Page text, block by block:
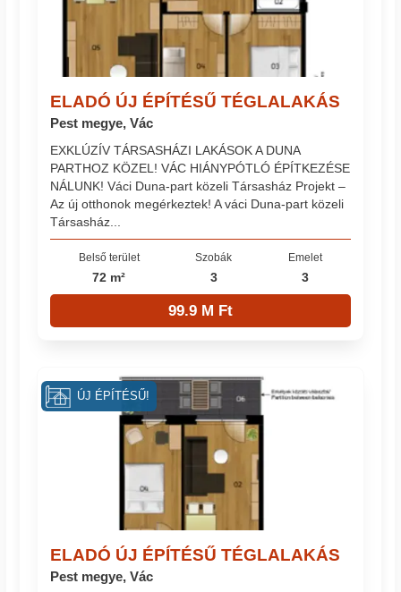
ELADÓ ÚJ ÉPÍTÉSŰ TÉGLALAKÁS
Pest megye, Vác
EXKLÚZÍV TÁRSASHÁZI LAKÁSOK A DUNA
PARTHOZ KÖZEL! VÁC HIÁNYPÓTLÓ ÉPÍTKEZÉSE
NÁLUNK! Váci Duna-part közeli Társasház Projekt –
Az új otthonok megérkeztek! A váci Duna-part közeli
Társasház...
Belső terület
72 m²
Szobák
3
Emelet
3
99.9 M Ft
ELADÓ ÚJ ÉPÍTÉSŰ TÉGLALAKÁS
Pest megye, Vác
ÚJ ÉPÍTÉSŰ!